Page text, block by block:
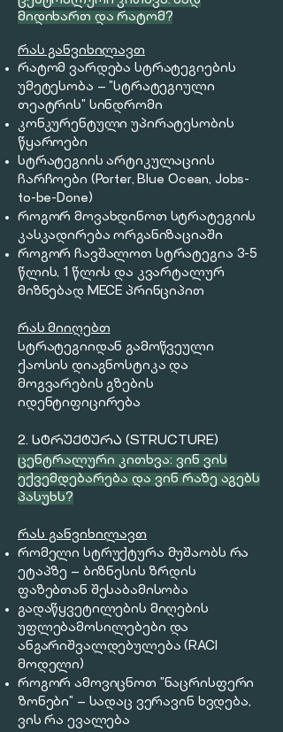
მიდიხართ და რატომ?
რას განვიხილავთ
რატომ ვარდება სტრატეგიების
უმეტესობა — "სტრატეგიული
თეატრის" სინდრომი
კონკურენტული უპირატესობის
წყაროები
სტრატეგიის არტიკულაციის
ჩარჩოები (Porter, Blue Ocean, Jobs-
to-be-Done)
როგორ მოვახდინოთ სტრატეგიის
კასკადირება ორგანიზაციაში
როგორ ჩავშალოთ სტრატეგია 3-5
წლის, 1 წლის და კვარტალურ
მიზნებად MECE პრინციპით
რას მიიღებთ
სტრატეგიიდან გამოწვეული
ქაოსის დიაგნოსტიკა და
მოგვარების გზების
იდენტიფიცირება
2. ᲡᲢᲠᲣᲥᲢᲣᲠᲐ (STRUCTURE)
​ცენტრალური კითხვა: ვინ ვის
ექვემდებარება და ვინ რაზე აგებს
პასუხს?
რას განვიხილავთ
რომელი სტრუქტურა მუშაობს რა
ეტაპზე — ბიზნესის ზრდის
ფაზებთან შესაბამისობა
გადაწყვეტილების მიღების
უფლებამოსილებები და
ანგარიშვალდებულება (RACI
მოდელი)
როგორ ამოვიცნოთ "ნაცრისფერი
ზონები" — სადაც ვერავინ ხვდება,
ვის რა ევალება